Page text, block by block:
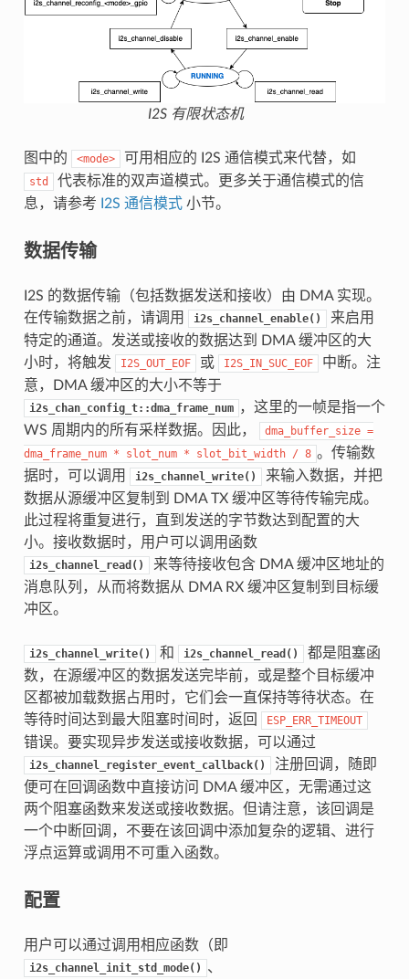
I2S 有限状态机
图中的 <mode> 可用相应的 I2S 通信模式来代替，如
std
代表标准的双声道模式。更多关于通信模式的信
息，请参考
I2S 通信模式小节。
数据传输
I2S 的数据传输（包括数据发送和接收）由 DMA 实现。
在传输数据之前，请调用
i2s_channel_enable()
来启用
特定的通道。发送或接收的数据达到 DMA 缓冲区的大
小时，将触发
I2S_OUT_EOF 或 I2S_IN_SUC_EOF
中断。注
意，DMA 缓冲区的大小不等于
i2s_chan_config_t::dma_frame_num ，这里的一帧是指一个
WS 周期内的所有采样数据。因此，
dma_buffer_size =
dma_frame_num * slot_num * slot_bit_width / 8 。传输数
据时，可以调用
i2s_channel_write()
来输入数据，并把
数据从源缓冲区复制到 DMA TX 缓冲区等待传输完成。
此过程将重复进行，直到发送的字节数达到配置的大
小。接收数据时，用户可以调用函数
i2s_channel_read()
来等待接收包含 DMA 缓冲区地址的
消息队列，从而将数据从 DMA RX 缓冲区复制到目标缓
冲区。
i2s_channel_write() 和 i2s_channel_read()
都是阻塞函
数，在源缓冲区的数据发送完毕前，或是整个目标缓冲
区都被加载数据占用时，它们会一直保持等待状态。在
等待时间达到最大阻塞时间时，返回
ESP_ERR_TIMEOUT
错误。要实现异步发送或接收数据，可以通过
i2s_channel_register_event_callback()
注册回调，随即
便可在回调函数中直接访问 DMA 缓冲区，无需通过这
两个阻塞函数来发送或接收数据。但请注意，该回调是
一个中断回调，不要在该回调中添加复杂的逻辑、进行
浮点运算或调用不可重入函数。
配置
用户可以通过调用相应函数（即
i2s_channel_init_std_mode() 、